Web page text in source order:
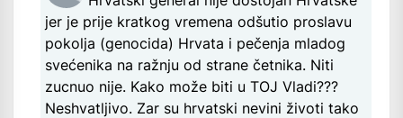
jer je prije kratkog vremena odšutio proslavu
pokolja (genocida) Hrvata i pečenja mladog
svećenika na ražnju od strane četnika. Niti
zucnuo nije. Kako može biti u TOJ Vladi???
Neshvatljivo. Zar su hrvatski nevini životi tako